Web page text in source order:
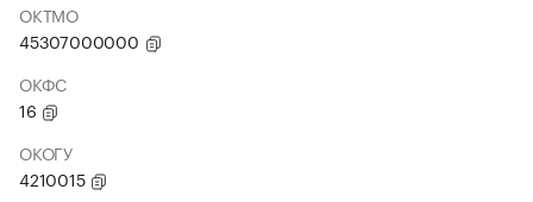
ОКТМО
45307000000
ОКФС
16
ОКОГУ
4210015